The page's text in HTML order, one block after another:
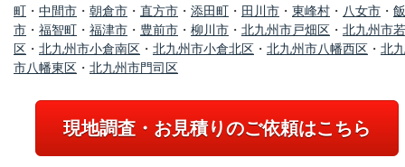
町 ・ 中間市 ・ 朝倉市 ・ 直方市 ・ 添田町 ・ 田川市 ・ 東峰村 ・ 八女市 ・
市 ・ 福智町 ・ 福津市 ・ 豊前市 ・ 柳川市 ・ 北九州市戸畑区 ・ 北九州市
区 ・ 北九州市小倉南区 ・ 北九州市小倉北区 ・ 北九州市八幡西区 ・ 北
市八幡東区 ・ 北九州市門司区
現地調査・お見積りのご依頼はこちら